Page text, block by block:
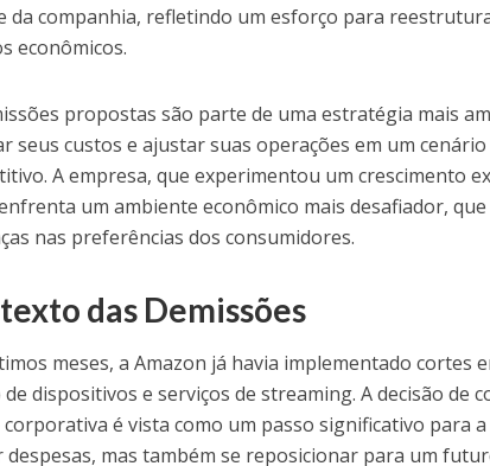
da companhia, refletindo um esforço para
econômicos.
propostas são parte de uma estratégia mais
seus custos e ajustar suas operações em um cenário
A empresa, que experimentou um crescimento
um ambiente econômico mais desafiador,
nas preferências dos consumidores.
das Demissões
meses, a Amazon já havia implementado cortes
de dispositivos e serviços de streaming. A decisão de
é vista como um passo significativo para
despesas, mas também se reposicionar para um